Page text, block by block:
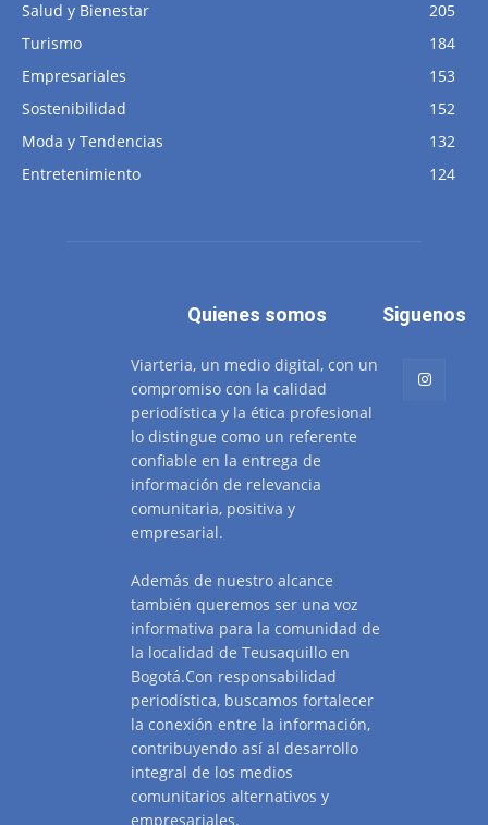
Salud y Bienestar
205
Turismo
184
Empresariales
153
Sostenibilidad
152
Moda y Tendencias
132
Entretenimiento
124
Quienes somos
Viarteria, un medio digital, con un
compromiso con la calidad
periodística y la ética profesional
lo distingue como un referente
confiable en la entrega de
información de relevancia
comunitaria, positiva y
empresarial.
Además de nuestro alcance
también queremos ser una voz
informativa para la comunidad de
la localidad de Teusaquillo en
Bogotá.Con responsabilidad
periodística, buscamos fortalecer
la conexión entre la información,
contribuyendo así al desarrollo
integral de los medios
comunitarios alternativos y
empresariales.
Siguenos